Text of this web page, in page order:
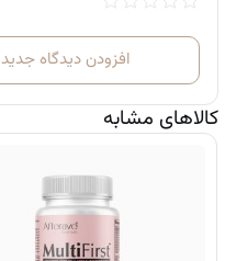
افزودن دیدگاه جدید
کالاهای مشابه